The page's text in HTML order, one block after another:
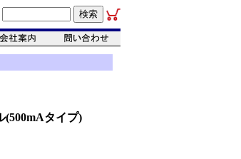
(500mAタイプ)